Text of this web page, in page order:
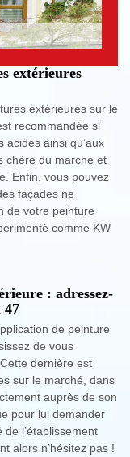
extérieures
extérieures sur le
recommandée si
ainsi qu’aux
chère du marché et
Enfin, vous pouvez
façades ne
de votre peinture
comme KW
: adressez-
47
de peinture
de vous
dernière est
sur le marché, dans
auprès de son
pour lui demander
l’établissement
alors n’hésitez pas !